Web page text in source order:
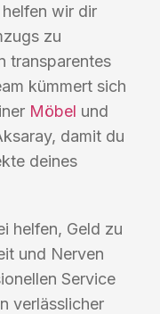
wir dir
zu
transparentes
kümmert sich
Möbel und
damit du
deines
helfen, Geld zu
und Nerven
Service
verlässlicher